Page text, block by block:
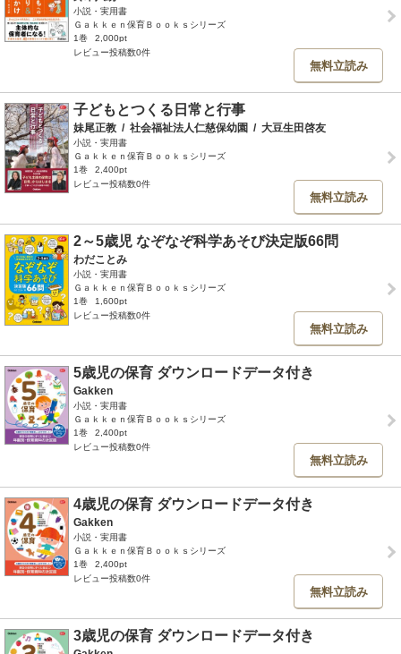
小説・実用書
Ｇａｋｋｅｎ保育Ｂｏｏｋｓシリーズ
1巻
2,000pt
レビュー投稿数0件
無料立読み
子どもとつくる日常と行事
妹尾正教 / 社会福祉法人仁慈保幼園 / 大豆生田啓友
小説・実用書
Ｇａｋｋｅｎ保育Ｂｏｏｋｓシリーズ
1巻
2,400pt
レビュー投稿数0件
無料立読み
2～5歳児 なぞなぞ科学あそび決定版66問
わだことみ
小説・実用書
Ｇａｋｋｅｎ保育Ｂｏｏｋｓシリーズ
1巻
1,600pt
レビュー投稿数0件
無料立読み
5歳児の保育 ダウンロードデータ付き
Gakken
小説・実用書
Ｇａｋｋｅｎ保育Ｂｏｏｋｓシリーズ
1巻
2,400pt
レビュー投稿数0件
無料立読み
4歳児の保育 ダウンロードデータ付き
Gakken
小説・実用書
Ｇａｋｋｅｎ保育Ｂｏｏｋｓシリーズ
1巻
2,400pt
レビュー投稿数0件
無料立読み
3歳児の保育 ダウンロードデータ付き